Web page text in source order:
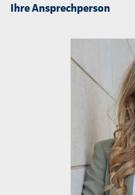
Ihre Ansprechperson